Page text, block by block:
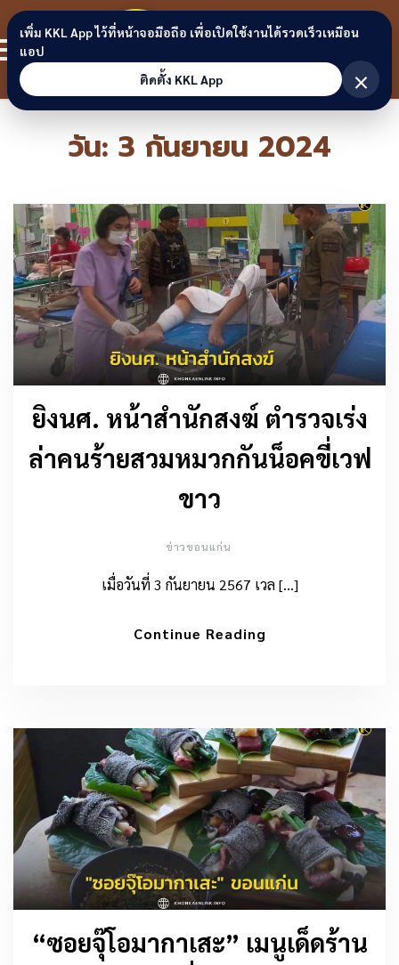
Skip to content
ขอนแก่น
ลิงก์
วัน: 3 กันยายน 2024
ยิงนศ. หน้าสำนักสงฆ์ ตำรวจเร่ง
ล่าคนร้ายสวมหมวกกันน็อคขี่เวฟ
ขาว
ข่าวขอนแก่น
เมื่อวันที่ 3 กันยายน 2567 เวล […]
Continue Reading
“ซอยจุ๊โอมากาเสะ” เมนูเด็ดร้าน
เพิ่ม KKL App ไว้ที่หน้าจอมือถือ เพื่อเปิดใช้งานได้รวดเร็วเหมือน
แอป
ติดตั้ง KKL App
×